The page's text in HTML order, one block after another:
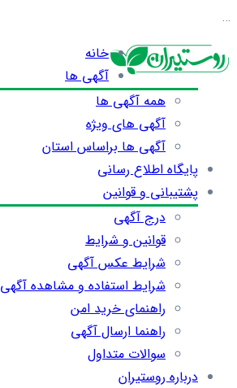
…
خانه
آگهی ها
همه آگهی ها
آگهی های ویژه
آگهی ها براساس استان
پایگاه اطلاع رسانی
پشتیبانی و قوانین
درج آگهی
قوانین و شرایط
شرایط عکس آگهی
شرایط استفاده و مشاهده آگهی
راهنمای خرید امن
راهنما ارسال آگهی
سوالات متداول
درباره روستیران